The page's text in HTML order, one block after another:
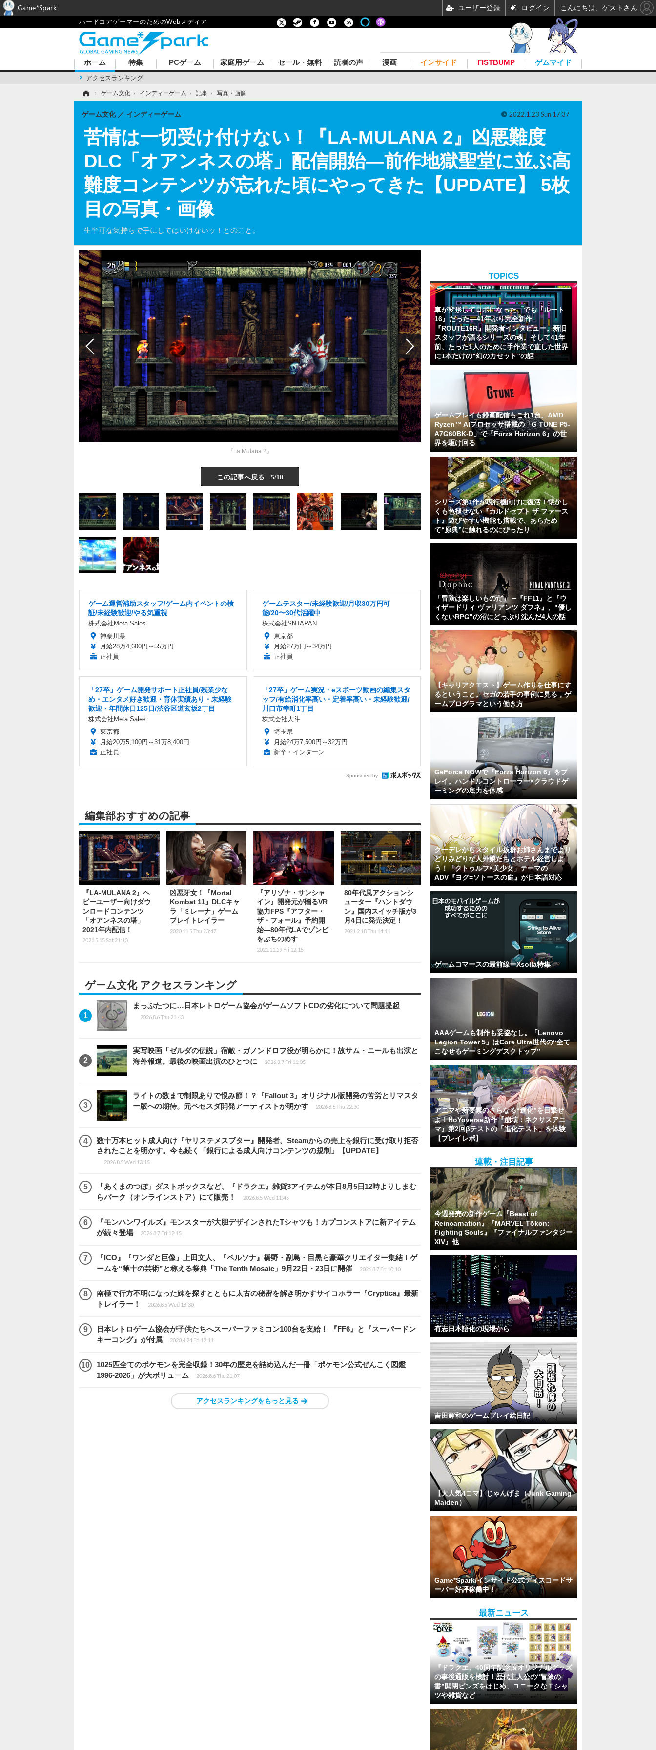
ハードコアゲーマーのためのWebメディア
ホーム
アクセスランキング
特集 PCゲーム 家庭用ゲーム セール・無料 読者の声 漫画 インサイド FISTBUMP ゲムマイド
› ゲーム文化 › インディーゲーム › 記事 › 写真・画像
苦情は一切受け付けない！『LA-MULANA 2』凶悪難度
DLC「オアンネスの塔」配信開始―前作地獄聖堂に並ぶ高
難度コンテンツが忘れた頃にやってきた【UPDATE】 5枚
目の写真・画像
生半可な気持ちで手にしてはいけないッ！とのこと。
ゲーム文化 インディーゲーム 2022.1.23 Sun 17:37
『La Mulana 2』
この記事へ戻る 5/10
ゲーム運営補助スタッフ/ゲーム内イベントの検
証/未経験歓迎/やる気重視
株式会社Meta Sales
神奈川県
月給28万4,600円～55万円
正社員
ゲームテスター/未経験歓迎/月収30万円可
能/20〜30代活躍中
株式会社SNJAPAN
東京都
月給27万円～34万円
正社員
「27卒」ゲーム開発サポート正社員/残業少な
め・エンタメ好き歓迎・育休実績あり・未経験
歓迎・年間休日125日/渋谷区道玄坂2丁目
株式会社Meta Sales
東京都
月給20万5,100円～31万8,400円
正社員
「27卒」ゲーム実況・eスポーツ動画の編集スタ
ッフ/有給消化率高い・定着率高い・未経験歓迎/
川口市幸町1丁目
株式会社大斗
埼玉県
月給24万7,500円～32万円
新卒・インターン
Sponsored by
編集部おすすめの記事
『LA-MULANA 2』ヘ
ビーユーザー向けダウ
ンロードコンテンツ
「オアンネスの塔」
2021年内配信！
2021.5.15 Sat 21:13
凶悪牙女！『Mortal
Kombat 11』DLCキャ
ラ「ミレーナ」ゲーム
プレイトレイラー
2020.11.5 Thu 23:47
『アリゾナ・サンシャ
イン』開発元が贈るVR
協力FPS『アフター・
ザ・フォール』予約開
始―80年代LAでゾンビ
をぶちのめす
2021.11.19 Fri 12:15
80年代風アクションシ
ューター『ハントダウ
ン』国内スイッチ版が3
月4日に発売決定！
2021.2.18 Thu 14:11
ゲーム文化 アクセスランキング
まっぷたつに…日本レトロゲーム協会がゲームソフトCDの劣化について問題提起
2026.8.6 Thu 21:43
実写映画「ゼルダの伝説」宿敵・ガノンドロフ役が明らかに！故サム・ニールも出演と
海外報道。最後の映画出演のひとつに
2026.8.7 Fri 11:05
ライトの数まで制限ありで恨み節！？『Fallout 3』オリジナル版開発の苦労とリマスタ
ー版への期待。元ベセスダ開発アーティストが明かす
2026.8.6 Thu 22:30
数十万本ヒット成人向け『ヤリステメスブター』開発者、Steamからの売上を銀行に受け取り拒否
されたことを明かす。今も続く「銀行による成人向けコンテンツの規制」【UPDATE】
2026.8.5 Wed 13:15
「あくまのつぼ」ダストボックスなど、『ドラクエ』雑貨3アイテムが本日8月5日12時よりしまむ
らパーク（オンラインストア）にて販売！
2026.8.5 Wed 11:45
『モンハンワイルズ』モンスターが大胆デザインされたTシャツも！カプコンストアに新アイテム
が続々登場
2026.8.7 Fri 12:15
『ICO』『ワンダと巨像』上田文人、『ペルソナ』橋野・副島・目黒ら豪華クリエイター集結！ゲ
ームを“第十の芸術”と称える祭典「The Tenth Mosaic」9月22日・23日に開催
2026.8.7 Fri 10:10
南極で行方不明になった妹を探すとともに太古の秘密を解き明かすサイコホラー『Cryptica』最新
トレイラー！
2026.8.5 Wed 18:30
日本レトロゲーム協会が子供たちへスーパーファミコン100台を支給！ 『FF6』と『スーパードン
キーコング』が付属
2020.4.24 Fri 12:11
1025匹全てのポケモンを完全収録！30年の歴史を詰め込んだ一冊「ポケモン公式ぜんこく図鑑
1996-2026」が大ボリューム
2026.8.6 Thu 21:07
アクセスランキングをもっと見る
TOPICS
車が変形してロボになった、でも『ルート
16』だった―41年ぶり完全新作
『ROUTE16R』開発者インタビュー。新旧
スタッフが語るシリーズの魂。そして41年
前、たった1人のために手作業で直した世界
に1本だけの“幻のカセット”の話
ゲームプレイも録画配信もこれ1台。AMD
Ryzen™ AIプロセッサ搭載の「G TUNE P5-
A7G60BK-D」で『Forza Horizon 6』の世
界を駆け回る
シリーズ第1作が現行機向けに復活！懐かし
くも色褪せない『カルドセプト ザ ファース
ト』遊びやすい機能も搭載で、あらため
て“原典”に触れるのにぴったり
「冒険は楽しいものだ」 ─『FF11』と『ウ
ィザードリィ ヴァリアンツ ダフネ』、"優し
くないRPG"の沼にどっぷり沈んだ4人の話
【キャリアクエスト】ゲーム作りを仕事にす
るということ。セガの若手の事例に見る，ゲ
ームプログラマという働き方
GeForce NOWで『Forza Horizon 6』をプ
レイ。ハンドルコントローラー×クラウドゲ
ーミングの底力を体感
クーデレからスタイル抜群お姉さんまでより
どりみどりな人外娘たちとホテル経営しよ
う！「クトゥルフ×美少女」テーマの
ADV『ヨグ=ソトースの庭』が日本語対応
ゲームコマースの最前線ーXsolla特集
AAAゲームも制作も妥協なし。「Lenovo
Legion Tower 5」はCore Ultra世代の“全て
こなせるゲーミングデスクトップ”
アニマや新要素のさらなる“進化”を目撃せ
よ！HoYoverse新作『崩壊：ネクサスアニ
マ』第2回βテストの「進化テスト」を体験
【プレイレポ】
連載・注目記事
今週発売の新作ゲーム『Beast of
Reincarnation』『MARVEL Tōkon:
Fighting Souls』『ファイナルファンタジー
XIV』他
有志日本語化の現場から
吉田輝和のゲームプレイ絵日記
【大人気4コマ】じゃんげま（Junk Gaming
Maiden）
Game*Spark/インサイド公式ディスコードサ
ーバー好評稼働中！
最新ニュース
『ドラクエ』40周年記念展オリジナルグッズ
の事後通販を検討！歴代主人公の“冒険の
書”開閉ピンズをはじめ、ユニークなＴシャ
ツや雑貨など
Game*Spark ユーザー登録 ログイン こんにちは、ゲストさん